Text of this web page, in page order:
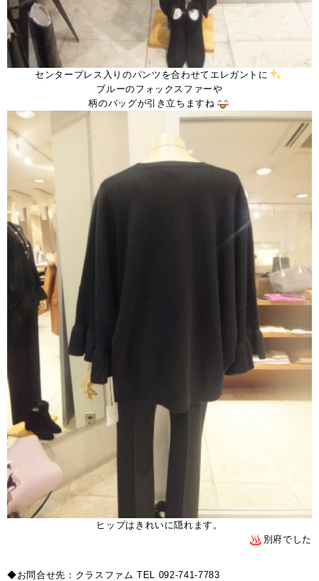
センタープレス入りのパンツを合わせてエレガントに
ブルーのフォックスファーや
柄のバッグが引き立ちますね
ヒップはきれいに隠れます。
別府でした
◆お問合せ先：クラスファム TEL 092-741-7783